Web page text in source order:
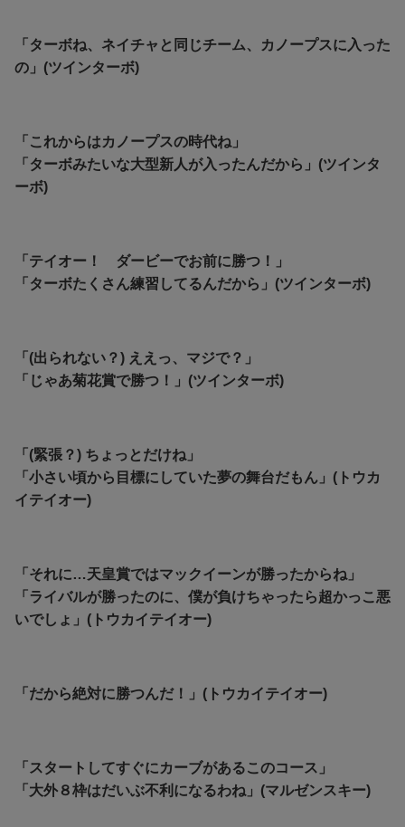
「ターボね、ネイチャと同じチーム、カノープスに入った
の」(ツインターボ)
「これからはカノープスの時代ね」
「ターボみたいな大型新人が入ったんだから」(ツインタ
ーボ)
「テイオー！ ダービーでお前に勝つ！」
「ターボたくさん練習してるんだから」(ツインターボ)
「(出られない？) ええっ、マジで？」
「じゃあ菊花賞で勝つ！」(ツインターボ)
「(緊張？) ちょっとだけね」
「小さい頃から目標にしていた夢の舞台だもん」(トウカ
イテイオー)
「それに…天皇賞ではマックイーンが勝ったからね」
「ライバルが勝ったのに、僕が負けちゃったら超かっこ悪
いでしょ」(トウカイテイオー)
「だから絶対に勝つんだ！」(トウカイテイオー)
「スタートしてすぐにカーブがあるこのコース」
「大外８枠はだいぶ不利になるわね」(マルゼンスキー)